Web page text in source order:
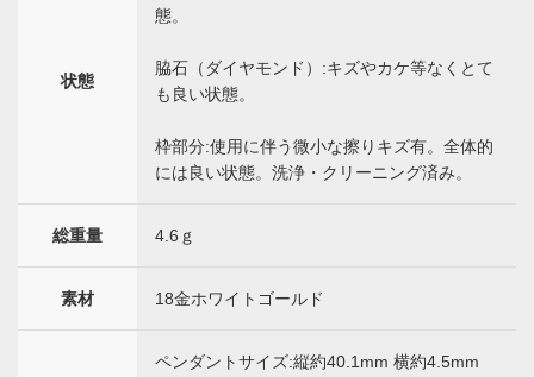
状態
態。
脇石（ダイヤモンド）:キズやカケ等なくとて
も良い状態。
枠部分:使用に伴う微小な擦りキズ有。全体的
には良い状態。洗浄・クリーニング済み。
総重量 4.6ｇ
素材 18金ホワイトゴールド
ペンダントサイズ:縦約40.1mm 横約4.5mm